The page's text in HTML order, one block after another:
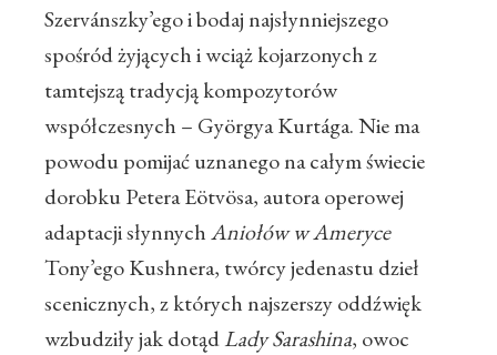
Szervánszky’ego i bodaj najsłynniejszego
spośród żyjących i wciąż kojarzonych z
tamtejszą tradycją kompozytorów
współczesnych – Györgya Kurtága. Nie ma
powodu pomijać uznanego na całym świecie
dorobku Petera Eötvösa, autora operowej
adaptacji słynnychAniołów w Ameryce
Tony’ego Kushnera, twórcy jedenastu dzieł
scenicznych, z których najszerszy oddźwięk
wzbudziły jak dotądLady Sarashina, owoc